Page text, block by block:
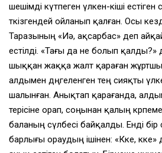
шешімді күтпеген үлкен-кіші естіген
өткізгендей ойланып қалған. Осы
Таразының «Иә, ақсарбас» деп
естілді. «Тағы да не болып қалды?»
шыққан жаққа жалт қараған
алдымен дөңгеленген тең сияқты
шалынған. Анықтап қарағанда,
терісіне орап, соңынан қалың
баланың сүлбесі байқалды. Енді
барлығы ораудың ішінен: «Көке,